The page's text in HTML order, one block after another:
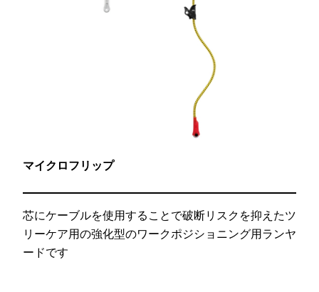
マイクロフリップ
芯にケーブルを使用することで破断リスクを抑えたツ
リーケア用の強化型のワークポジショニング用ランヤ
ードです